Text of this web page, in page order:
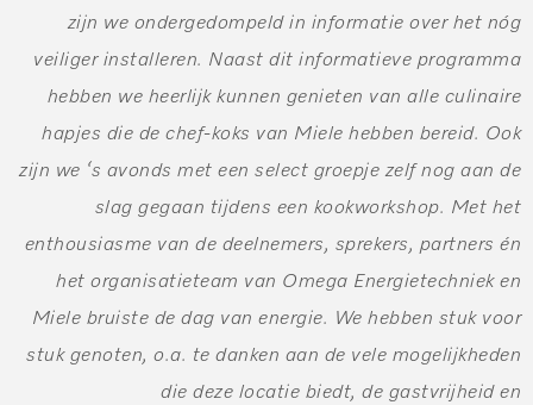
zijn we ondergedompeld in informatie over het nóg
veiliger installeren. Naast dit informatieve programma
hebben we heerlijk kunnen genieten van alle culinaire
hapjes die de chef-koks van Miele hebben bereid. Ook
zijn we ‘s avonds met een select groepje zelf nog aan de
slag gegaan tijdens een kookworkshop. Met het
enthousiasme van de deelnemers, sprekers, partners én
het organisatieteam van Omega Energietechniek en
Miele bruiste de dag van energie. We hebben stuk voor
stuk genoten, o.a. te danken aan de vele mogelijkheden
die deze locatie biedt, de gastvrijheid en